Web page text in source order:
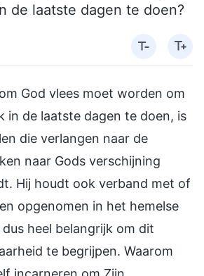
de laatste dagen te doen?
God vlees moet worden om
in de laatste dagen te doen, is
die verlangen naar de
naar Gods verschijning
Hij houdt ook verband met of
opgenomen in het hemelse
heel belangrijk om dit
te begrijpen. Waarom